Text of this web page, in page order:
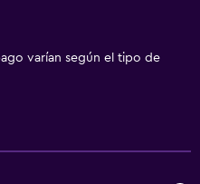
varían según el tipo de